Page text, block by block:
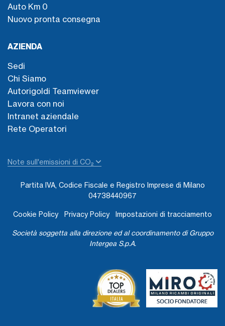
Auto Km 0
Nuovo pronta consegna
AZIENDA
Sedi
Chi Siamo
Autorigoldi Teamviewer
Lavora con noi
Intranet aziendale
Rete Operatori
Note sull'emissioni di CO₂
Partita IVA, Codice Fiscale e Registro Imprese di Milano
04738440967
Cookie Policy Privacy Policy Impostazioni di tracciamento
Società soggetta alla direzione ed al coordinamento di Gruppo
Intergea S.p.A.